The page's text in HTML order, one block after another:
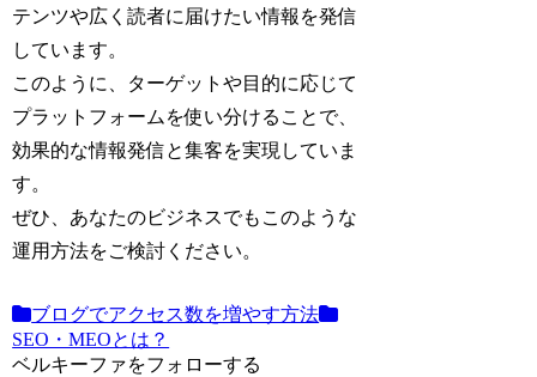
テンツや広く読者に届けたい情報を発信
しています。
このように、ターゲットや目的に応じて
プラットフォームを使い分けることで、
効果的な情報発信と集客を実現していま
す。
ぜひ、あなたのビジネスでもこのような
運用方法をご検討ください。
ブログでアクセス数を増やす方法
SEO・MEOとは？
ベルキーファをフォローする